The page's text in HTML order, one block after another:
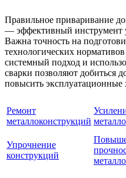
Правильное приваривание
— эффективный инструмент
Важна точность на
технологических
системный подход и
сварки позволяют добиться
повысить эксплуатационные
Ремонт
металлоконструкций
Упрочнение
конструкций